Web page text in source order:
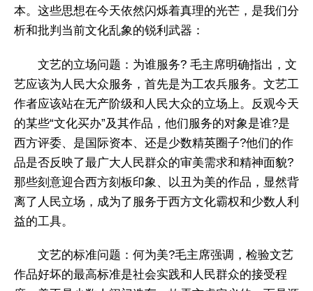
本。这些思想在今天依然闪烁着真理的光芒，是我们分
析和批判当前文化乱象的锐利武器：
文艺的立场问题：为谁服务? 毛主席明确指出，文
艺应该为人民大众服务，首先是为工农兵服务。文艺工
作者应该站在无产阶级和人民大众的立场上。反观今天
的某些“文化买办”及其作品，他们服务的对象是谁?是
西方评委、是国际资本、还是少数精英圈子?他们的作
品是否反映了最广大人民群众的审美需求和精神面貌?
那些刻意迎合西方刻板印象、以丑为美的作品，显然背
离了人民立场，成为了服务于西方文化霸权和少数人利
益的工具。
文艺的标准问题：何为美?毛主席强调，检验文艺
作品好坏的最高标准是社会实践和人民群众的接受程